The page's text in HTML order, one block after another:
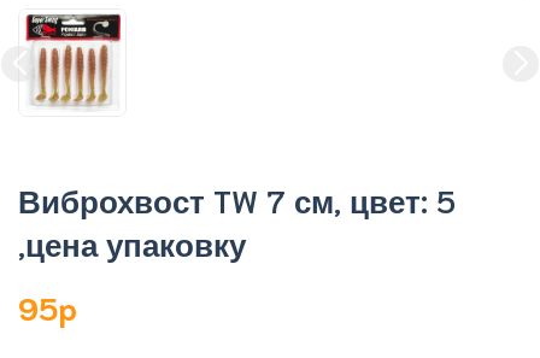
Виброхвост TW 7 см, цвет: 5
,цена упаковку
95p